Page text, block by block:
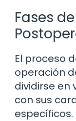
Fases
El proceso
operación
dividirse en
con sus
específicos.